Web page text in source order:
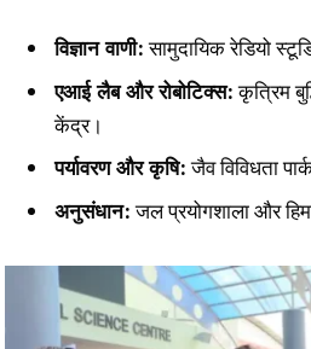
विज्ञान वाणी:सामुदायिक रेडियो
एआई लैब और रोबोटिक्स:कृत्रिम
केंद्र।
पर्यावरण और कृषि:जैव विविधता
अनुसंधान:जल प्रयोगशाला और